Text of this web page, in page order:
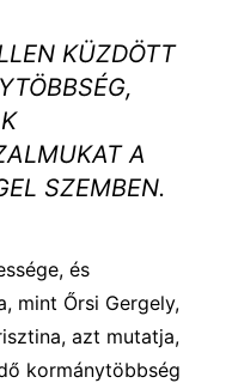
KÜZDÖTT
A
SZEMBEN.
és
mint Őrsi Gergely,
azt mutatja,
kormánytöbbség